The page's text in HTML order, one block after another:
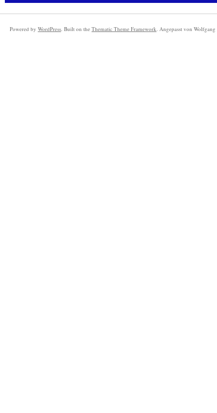
Powered by WordPress. Built on the Thematic Theme Framework. Angepasst von